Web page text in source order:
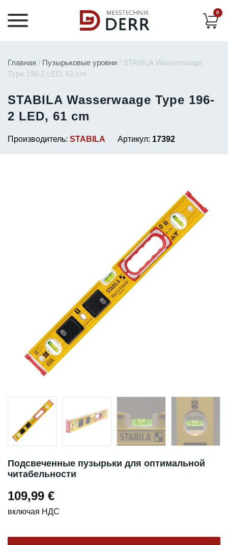
0
Главная / Пузырьковые уровни / STABILA Wasserwaage
Type 196-2 LED, 61 cm
STABILA Wasserwaage Type 196-
2 LED, 61 cm
Производитель: STABILA Артикул: 17392
Подсвеченные пузырьки для оптимальной
читабельности
109,99 €
включая НДС